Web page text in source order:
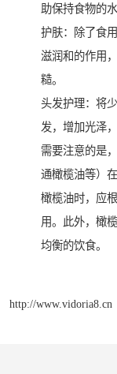
助保持食物的
护肤：除了食
滋润和的作用
糙。
头发护理：将
发，增加光泽
需要注意的是
通橄榄油等）
橄榄油时，应
用。此外，橄
均衡的饮食。
http://www.vidoria8.cn